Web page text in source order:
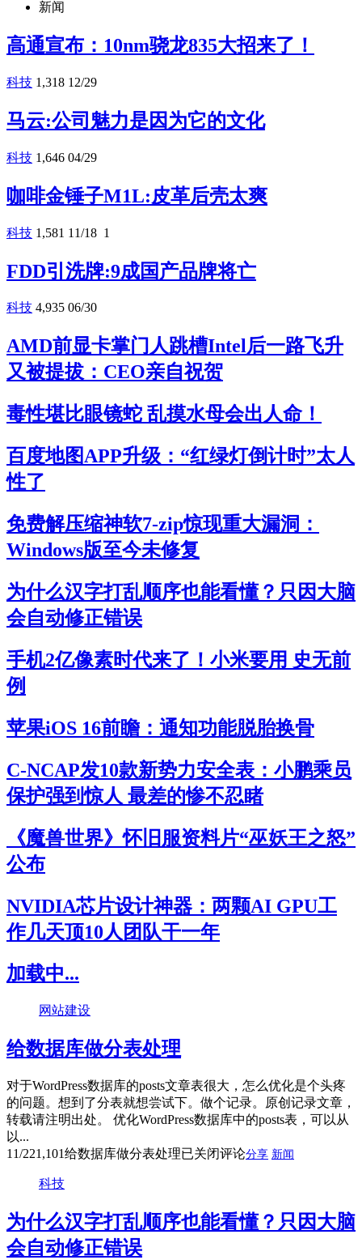
新闻
高通宣布：10nm骁龙835大招来了！
科技 1,318 12/29
马云:公司魅力是因为它的文化
科技 1,646 04/29
咖啡金锤子M1L:皮革后壳太爽
科技 1,581 11/18 1
FDD引洗牌:9成国产品牌将亡
科技 4,935 06/30
AMD前显卡掌门人跳槽Intel后一路飞升
又被提拔：CEO亲自祝贺
毒性堪比眼镜蛇 乱摸水母会出人命！
百度地图APP升级：“红绿灯倒计时”太人
性了
免费解压缩神软7-zip惊现重大漏洞：
Windows版至今未修复
为什么汉字打乱顺序也能看懂？只因大脑
会自动修正错误
手机2亿像素时代来了！小米要用 史无前
例
苹果iOS 16前瞻：通知功能脱胎换骨
C-NCAP发10款新势力安全表：小鹏乘员
保护强到惊人 最差的惨不忍睹
《魔兽世界》怀旧服资料片“巫妖王之怒”
公布
NVIDIA芯片设计神器：两颗AI GPU工
作几天顶10人团队干一年
加载中...
网站建设
给数据库做分表处理
对于WordPress数据库的posts文章表很大，怎么优化是个头疼
的问题。想到了分表就想尝试下。做个记录。原创记录文章，
转载请注明出处。 优化WordPress数据库中的posts表，可以从
以...
11/221,101给数据库做分表处理已关闭评论分享 新闻
科技
为什么汉字打乱顺序也能看懂？只因大脑
会自动修正错误